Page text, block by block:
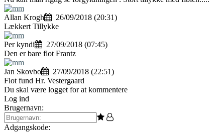
Allan Krogh
26/09/2018 (20:31)
Lækkert Tillykke
Per kyndi
27/09/2018 (07:45)
Den er bare flot Frantz
Jan Skovbo
27/09/2018 (22:51)
Flot fund Hr. Vestergaard
Du skal være logget for at kommentere
Log ind
Brugernavn:
Adgangskode: